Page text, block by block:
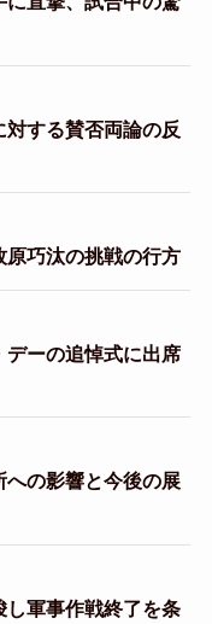
する賛否両論の反
原巧汰の挑戦の行方
デーの追悼式に出席
への影響と今後の展
し軍事作戦終了を条